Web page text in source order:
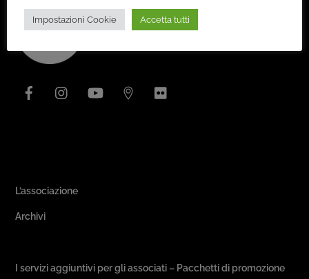
Top
YouTube
L’associazione
Archivi
I servizi aggiuntivi per gli associati – Pacchetti di promozione
Impostazioni Cookie Accetta tutti